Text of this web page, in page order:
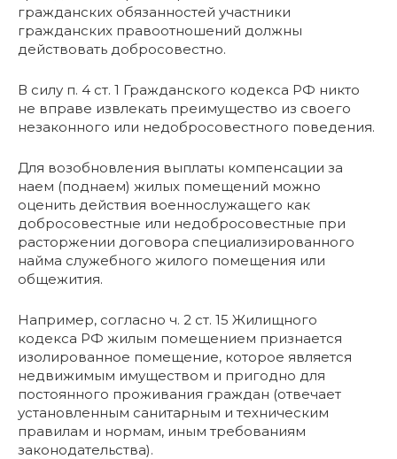
гражданских обязанностей участники
гражданских правоотношений должны
действовать добросовестно.
В силу п. 4 ст. 1 Гражданского кодекса РФ никто
не вправе извлекать преимущество из своего
незаконного или недобросовестного поведения.
Для возобновления выплаты компенсации за
наем (поднаем) жилых помещений можно
оценить действия военнослужащего как
добросовестные или недобросовестные при
расторжении договора специализированного
найма служебного жилого помещения или
общежития.
Например, согласно ч. 2 ст. 15 Жилищного
кодекса РФ жилым помещением признается
изолированное помещение, которое является
недвижимым имуществом и пригодно для
постоянного проживания граждан (отвечает
установленным санитарным и техническим
правилам и нормам, иным требованиям
законодательства).